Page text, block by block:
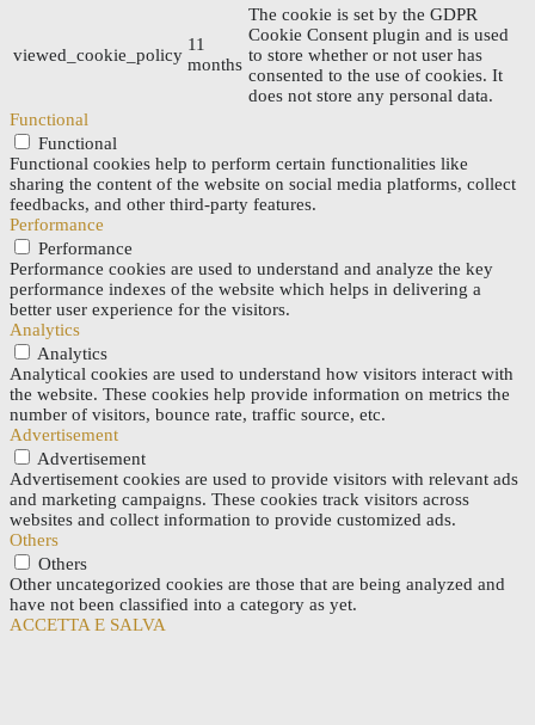
viewed_cookie_policy
11
months
The cookie is set by the GDPR
Cookie Consent plugin and is used
to store whether or not user has
consented to the use of cookies. It
does not store any personal data.
Functional
Functional
Functional cookies help to perform certain functionalities like
sharing the content of the website on social media platforms, collect
feedbacks, and other third-party features.
Performance
Performance
Performance cookies are used to understand and analyze the key
performance indexes of the website which helps in delivering a
better user experience for the visitors.
Analytics
Analytics
Analytical cookies are used to understand how visitors interact with
the website. These cookies help provide information on metrics the
number of visitors, bounce rate, traffic source, etc.
Advertisement
Advertisement
Advertisement cookies are used to provide visitors with relevant ads
and marketing campaigns. These cookies track visitors across
websites and collect information to provide customized ads.
Others
Others
Other uncategorized cookies are those that are being analyzed and
have not been classified into a category as yet.
ACCETTA E SALVA